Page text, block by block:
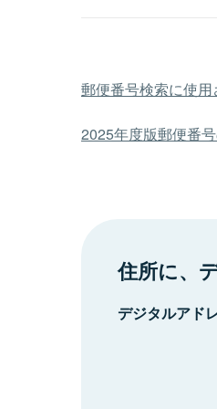
郵便番号検索に使
2025年度版郵便番
住所に、
デジタルアド